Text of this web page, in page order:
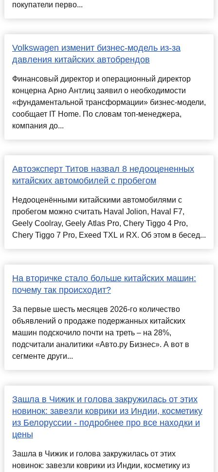
покупатели перво...
Volkswagen изменит бизнес-модель из-за
давления китайских автобрендов
Финансовый директор и операционный директор
концерна Арно Антлиц заявил о необходимости
«фундаментальной трансформации» бизнес-модели,
сообщает IT Home. По словам топ-менеджера,
компания до...
Автоэксперт Титов назвал 8 недооцененных
китайских автомобилей с пробегом
Недооценёнными китайскими автомобилями с
пробегом можно считать Haval Jolion, Haval F7,
Geely Coolray, Geely Atlas Pro, Chery Tiggo 4 Pro,
Chery Tiggo 7 Pro, Exeed TXL и RX. Об этом в бесед...
На вторичке стало больше китайских машин:
почему так происходит?
За первые шесть месяцев 2026-го количество
объявлений о продаже подержанных китайских
машин подскочило почти на треть – на 28%,
подсчитали аналитики «Авто.ру Бизнес». А вот в
сегменте други...
Зашла в Чижик и голова закружилась от этих
новинок: завезли коврики из Индии, косметику
из Белоруссии - подробнее про все находки и
цены
Зашла в Чижик и голова закружилась от этих
новинок: завезли коврики из Индии, косметику из